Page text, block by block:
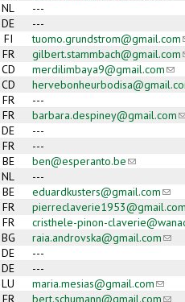
NL ---
DE ---
FI tuomo.grundstrom@gmail.com
FR gilbert.stammbach@gmail.com
CD merdilimbaya9@gmail.com
CD
FR ---
FR barbara.despiney@gmail.com
DE ---
FR ---
BE ben@esperanto.be(link sends
NL ---
BE eduardkusters@gmail.com(link
FR pierreclaverie1953@gmail.com
FR cristhele-pinon-
BG raia.androvska@gmail.com
DE ---
DE ---
LU maria.mesias@gmail.com(link
FR bert.schumann@gmail.com